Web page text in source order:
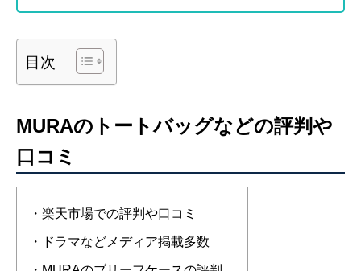
目次
MURAのトートバッグなどの評判や
口コミ
・楽天市場での評判や口コミ
・ドラマなどメディア掲載多数